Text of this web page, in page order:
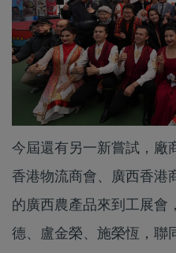
今屆還有另一新嘗試，廠
香港物流商會、廣西香港
的廣西農產品來到工展會
德、盧金榮、施榮恆，聯